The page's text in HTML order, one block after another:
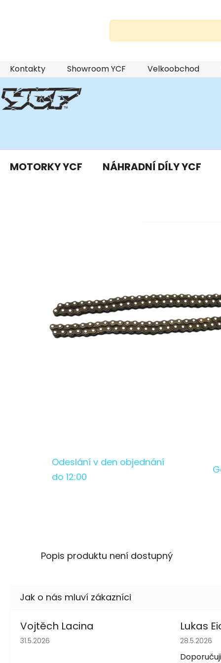
Přejít
na
obsah
Kontakty Showroom YCF Velkoobchod
MOTORKY YCF NÁHRADNÍ DÍLY YCF
Odeslání v den objednání
do 12:00
Popis produktu není dostupný
Vojtěch Lacina
Hodnocení obchodu je 5 z 5 hvězdiček.
31.5.2026
Lukas
28.5.2026